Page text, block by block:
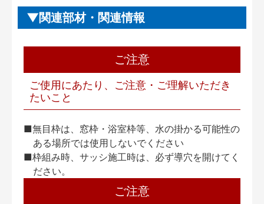
関連部材・関連情報
ご注意
ご使用にあたり、ご注意・ご理解いただき
たいこと
■無目枠は、窓枠・浴室枠等、水の掛かる可能性の
ある場所では使用しないでください
■枠組み時、サッシ施工時は、必ず導穴を開けてく
ださい。
ご注意